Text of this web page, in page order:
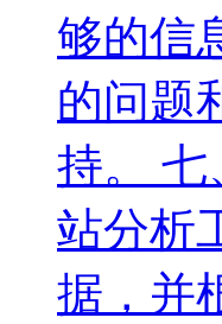
够的信
的问题
持。 七
站分析
据，并